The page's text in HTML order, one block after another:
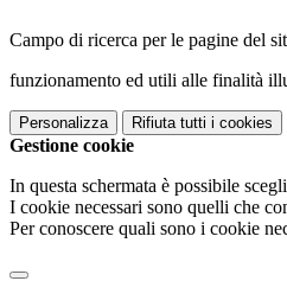
Campo di ricerca per le pagine del
funzionamento ed utili alle finalità
Personalizza Rifiuta tutti i cookies
Gestione cookie
In questa schermata è possibile
I cookie necessari sono quelli che
Per conoscere quali sono i cookie